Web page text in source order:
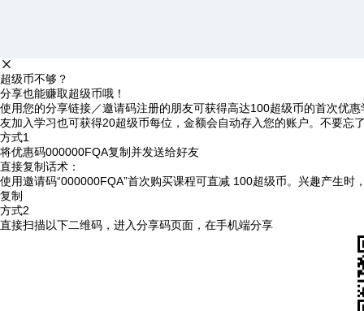
超级币不够？
分享也能赚取超级币哦！
使用您的分享链接／邀请码注册的朋友可获得高达100超级币的首次优
友加入学习也可获得20超级币每位，金额会自动存入您的账户。不要忘
方式1
将优惠码000000FQA复制并发送给好友
直接复制话术：
使用邀请码“000000FQA”首次购买课程可直减 100超级币。兴趣产生时
复制
方式2
直接扫描以下二维码，进入分享码页面，在手机端分享